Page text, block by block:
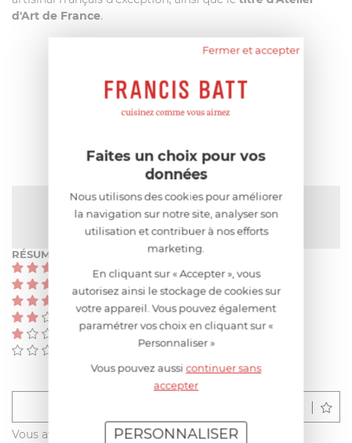
d'Art de France.
AIDE AU CHOIX
NOTE MOYENNE
Pas encore de note
RÉSUMÉ
(0)
(0)
(0)
Vous avez acheté ce produit sur francisbatt.com ?
Fermer et accepter
Faites un choix pour vos
données
Nous utilisons des cookies pour améliorer
la navigation sur notre site, analyser son
utilisation et contribuer à nos efforts
marketing.
En cliquant sur « Accepter », vous
autorisez ainsi le stockage de cookies sur
votre appareil. Vous pouvez également
paramétrer vos choix en cliquant sur «
Personnaliser »
Vous pouvez aussicontinuer sans
accepter
PERSONNALISER